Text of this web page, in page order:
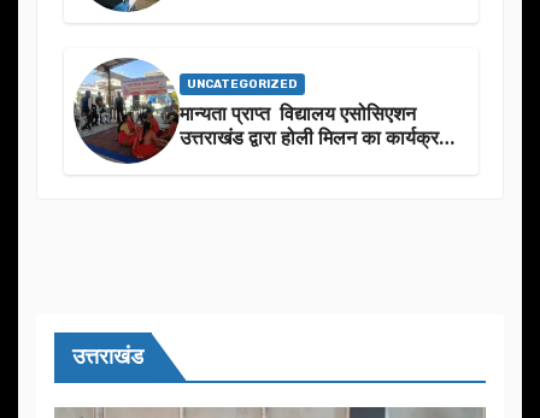
UNCATEGORIZED
मान्यता प्राप्त विद्यालय एसोसिएशन
उत्तराखंड द्वारा होली मिलन का कार्यक्रम
उत्तराखंड